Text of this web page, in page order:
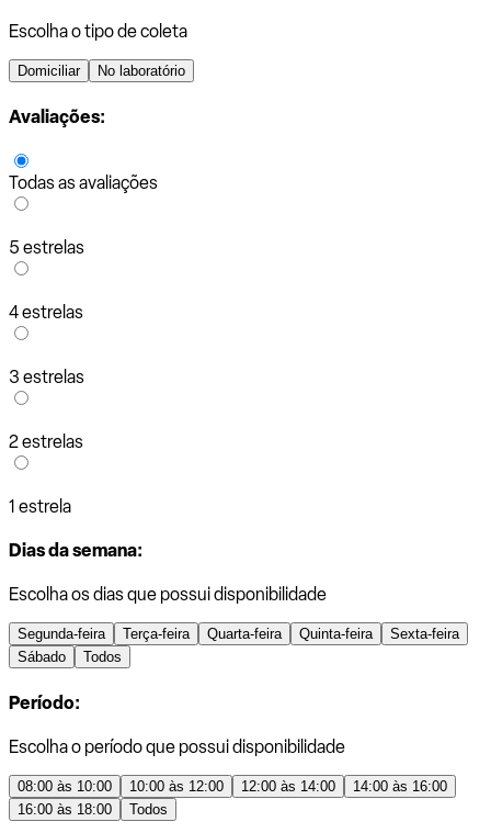
Escolha o tipo de coleta
Domiciliar No laboratório
Avaliações:
Todas as avaliações
5 estrelas
4 estrelas
3 estrelas
2 estrelas
1 estrela
Dias da semana:
Escolha os dias que possui disponibilidade
Segunda-feira Terça-feira Quarta-feira Quinta-feira
Sexta-feira
Sábado
Todos
Período:
Escolha o período que possui disponibilidade
08:00 às 10:00 10:00 às 12:00 12:00 às 14:00
14:00 às 16:00
16:00 às 18:00
Todos